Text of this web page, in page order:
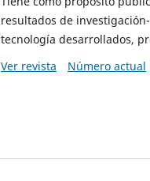
resultados de
tecnología desarrollados,
Ver revista
Número actual